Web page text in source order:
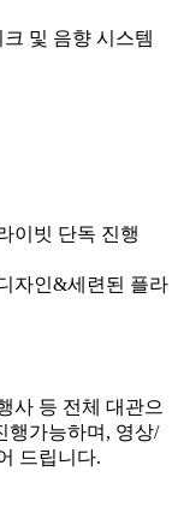
및 음향 시스템
이빗 단독 진행
자인&세련된 플라
사 등 전체 대관으
행가능하며, 영상/
드립니다.